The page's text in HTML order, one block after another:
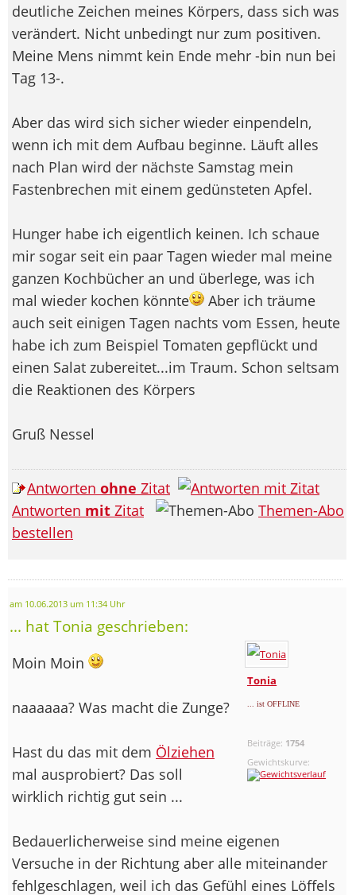
deutliche Zeichen meines Körpers, dass sich was
verändert. Nicht unbedingt nur zum positiven.
Meine Mens nimmt kein Ende mehr -bin nun bei
Tag 13-.
Aber das wird sich sicher wieder einpendeln,
wenn ich mit dem Aufbau beginne. Läuft alles
nach Plan wird der nächste Samstag mein
Fastenbrechen mit einem gedünsteten Apfel.
Hunger habe ich eigentlich keinen. Ich schaue
mir sogar seit ein paar Tagen wieder mal meine
ganzen Kochbücher an und überlege, was ich
mal wieder kochen könnte
Aber ich träume
auch seit einigen Tagen nachts vom Essen, heute
habe ich zum Beispiel Tomaten gepflückt und
einen Salat zubereitet...im Traum. Schon seltsam
die Reaktionen des Körpers
Gruß Nessel
Antworten ohne Zitat
Antworten mit Zitat
Themen-Abo
bestellen
am 10.06.2013 um 11:34 Uhr
... hat Tonia geschrieben:
Tonia
... ist OFFLINE
Beiträge: 1754
Gewichtskurve:
Moin Moin
naaaaaa? Was macht die Zunge?
Hast du das mit dem Ölziehen
mal ausprobiert? Das soll
wirklich richtig gut sein ...
Bedauerlicherweise sind meine eigenen
Versuche in der Richtung aber alle miteinander
fehlgeschlagen, weil ich das Gefühl eines Löffels